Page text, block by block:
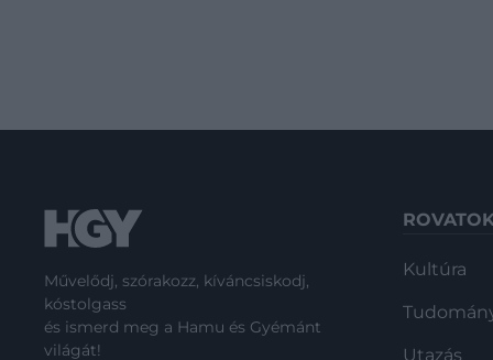
Művelődj, szórakozz, kíváncsiskodj,
kóstolgass
és ismerd meg a Hamu és Gyémánt
világát!
Kultúra
Utazás